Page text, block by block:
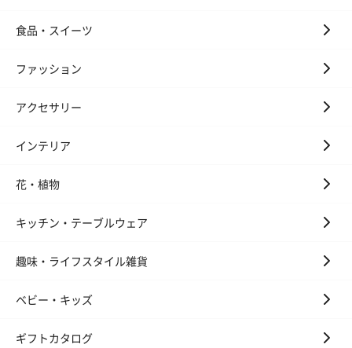
食品・スイーツ
ファッション
アクセサリー
インテリア
花・植物
キッチン・テーブルウェア
趣味・ライフスタイル雑貨
ベビー・キッズ
ギフトカタログ